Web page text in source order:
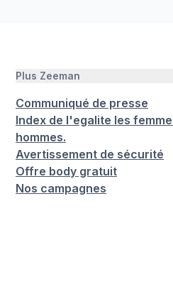
Plus Zeeman
Communiqué de presse
Index de l'egalite les
hommes.
Avertissement de sécurité
Offre body gratuit
Nos campagnes